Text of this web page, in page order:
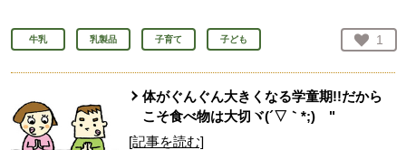
牛乳 乳製品 子育て 子ども お気
1
人
体がぐんぐん大きくなる学童期!!だから
こそ食べ物は大切ヾ(´▽｀*;)ゝ"
[記事を読む]